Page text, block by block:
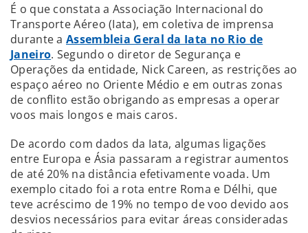
É o que constata a Associação Internacional do
Transporte Aéreo (Iata), em coletiva de imprensa
durante aAssembleia Geral da Iata no Rio de
Janeiro. Segundo o diretor de Segurança e
Operações da entidade, Nick Careen, as restrições ao
espaço aéreo no Oriente Médio e em outras zonas
de conflito estão obrigando as empresas a operar
voos mais longos e mais caros.
De acordo com dados da Iata, algumas ligações
entre Europa e Ásia passaram a registrar aumentos
de até 20% na distância efetivamente voada. Um
exemplo citado foi a rota entre Roma e Délhi, que
teve acréscimo de 19% no tempo de voo devido aos
desvios necessários para evitar áreas consideradas